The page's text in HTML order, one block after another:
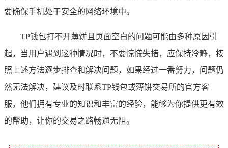
要确保手机处于安全的网络环境中。
TP钱包打不开薄饼且页面空白的问题可能由多种原因引
起，当用户遇到这种情况时，不要惊慌失措，应保持冷静，按
照上述方法逐步排查和解决问题，如果经过一番努力，问题仍
然无法解决，建议及时联系TP钱包或薄饼交易所的官方客
服，他们拥有专业的知识和丰富的经验，能够为你提供更有效
的帮助，让你的交易之路畅通无阻。